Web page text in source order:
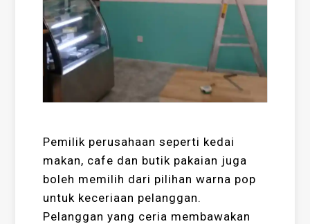
Pemilik perusahaan seperti kedai
makan, cafe dan butik pakaian juga
boleh memilih dari pilihan warna pop
untuk keceriaan pelanggan.
Pelanggan yang ceria membawakan